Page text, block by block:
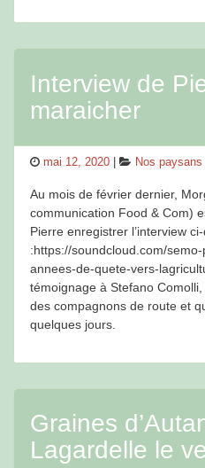
Interview de
maraicher
Posted
mai 12, 2020 Categories
Nos paysans
Au mois de février dernier,
communication Food & Com)
Pierre enregistrer l’interview
:https://soundcloud.com/
annees-de-quete-vers-
témoignage à Stefano
des compagnons de route et
quelques jours.
Graines
Lagardelle le